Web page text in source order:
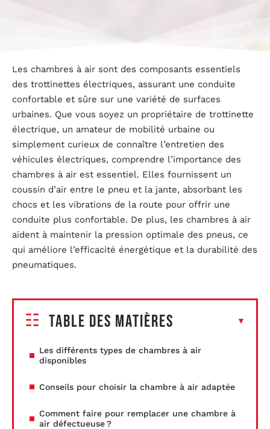
Les chambres à air sont des composants essentiels
des trottinettes électriques, assurant une conduite
confortable et sûre sur une variété de surfaces
urbaines. Que vous soyez un propriétaire de trottinette
électrique, un amateur de mobilité urbaine ou
simplement curieux de connaître l’entretien des
véhicules électriques, comprendre l’importance des
chambres à air est essentiel. Elles fournissent un
coussin d’air entre le pneu et la jante, absorbant les
chocs et les vibrations de la route pour offrir une
conduite plus confortable. De plus, les chambres à air
aident à maintenir la pression optimale des pneus, ce
qui améliore l’efficacité énergétique et la durabilité des
pneumatiques.
Table des matières
Les différents types de chambres à air
disponibles
Conseils pour choisir la chambre à air adaptée
Comment faire pour remplacer une chambre à
air défectueuse ?